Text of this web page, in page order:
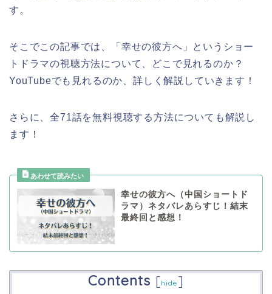
す。
そこでこの記事では、「幸せの彼方へ」というショー
トドラマの視聴方法について、どこで見れるのか？
YouTubeでも見れるのか、詳しく解説していきます！
さらに、全71話を無料視聴する方法についても解説し
ます！
幸せの彼方へ（中国ショートド
ラマ）ネタバレあらすじ！結末
最終回と感想！
Contents [hide ]